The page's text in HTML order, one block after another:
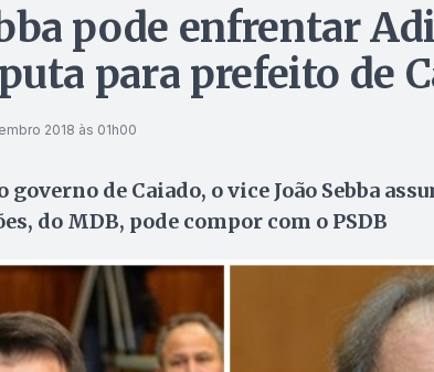
pode enfrentar
para prefeito de
2018 às 01h00
de Caiado, o vice João Sebba
do MDB, pode compor com o PSDB